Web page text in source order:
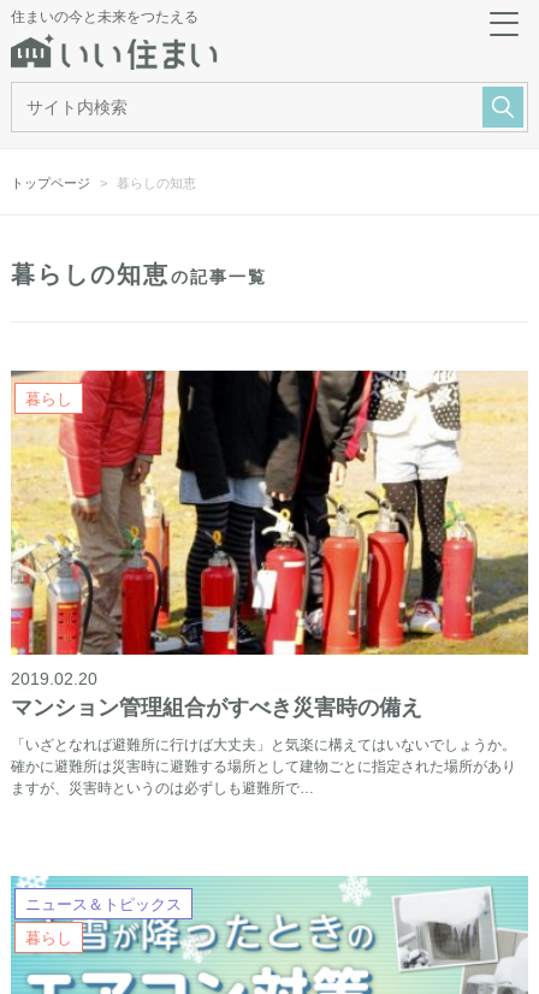
住まいの今と未来をつたえる
トップページ 暮らしの知恵
暮らしの知恵の記事一覧
暮らし
2019.02.20
マンション管理組合がすべき災害時の備え
「いざとなれば避難所に行けば大丈夫」と気楽に構えてはいないでしょうか。
確かに避難所は災害時に避難する場所として建物ごとに指定された場所があり
ますが、災害時というのは必ずしも避難所で…
ニュース＆トピックス
暮らし